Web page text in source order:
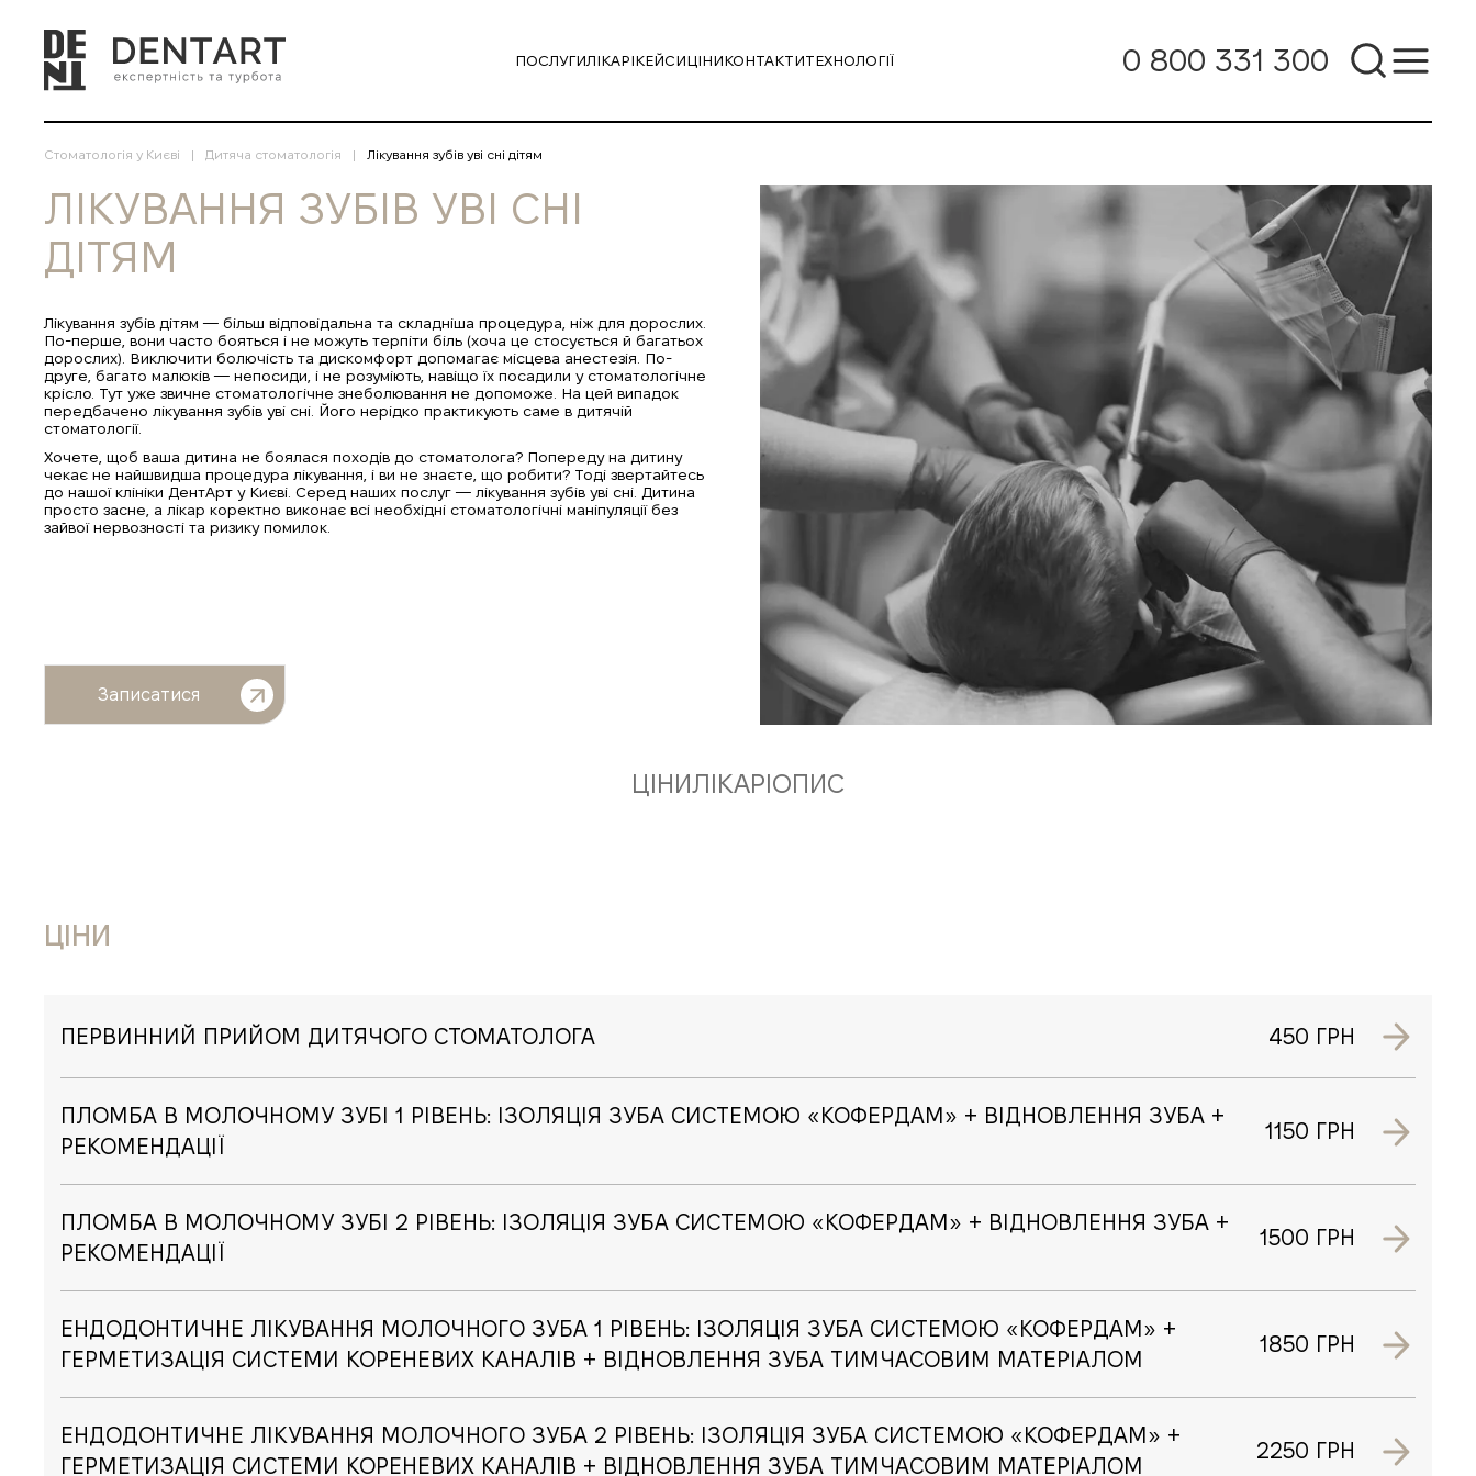
ПОСЛУГИЛІКАРІКЕЙСИЦІНИКОНТАКТИТЕХНОЛОГІЇ 0 800 331 300
Стоматологія у Києві Дитяча стоматологія Лікування зубів уві сні дітям
ЛІКУВАННЯ ЗУБІВ УВІ СНІ
ДІТЯМ
Лікування зубів дітям — більш відповідальна та складніша процедура, ніж для дорослих.
По-перше, вони часто бояться і не можуть терпіти біль (хоча це стосується й багатьох
дорослих). Виключити болючість та дискомфорт допомагає місцева анестезія. По-
друге, багато малюків — непосиди, і не розуміють, навіщо їх посадили у стоматологічне
крісло. Тут уже звичне стоматологічне знеболювання не допоможе. На цей випадок
передбачено лікування зубів уві сні. Його нерідко практикують саме в дитячій
стоматології.
Хочете, щоб ваша дитина не боялася походів до стоматолога? Попереду на дитину
чекає не найшвидша процедура лікування, і ви не знаєте, що робити? Тоді звертайтесь
до нашої клініки ДентАрт у Києві. Серед наших послуг — лікування зубів уві сні. Дитина
просто засне, а лікар коректно виконає всі необхідні стоматологічні маніпуляції без
зайвої нервозності та ризику помилок.
Записатися
ЦІНИЛІКАРІОПИС
ЦІНИ
ПЕРВИННИЙ ПРИЙОМ ДИТЯЧОГО СТОМАТОЛОГА 450 ГРН
ПЛОМБА В МОЛОЧНОМУ ЗУБІ 1 РІВЕНЬ: ІЗОЛЯЦІЯ ЗУБА СИСТЕМОЮ «КОФЕРДАМ» + ВІДНОВЛЕННЯ ЗУБА +
РЕКОМЕНДАЦІЇ
1150 ГРН
ПЛОМБА В МОЛОЧНОМУ ЗУБІ 2 РІВЕНЬ: ІЗОЛЯЦІЯ ЗУБА СИСТЕМОЮ «КОФЕРДАМ» + ВІДНОВЛЕННЯ ЗУБА +
РЕКОМЕНДАЦІЇ
1500 ГРН
ЕНДОДОНТИЧНЕ ЛІКУВАННЯ МОЛОЧНОГО ЗУБА 1 РІВЕНЬ: ІЗОЛЯЦІЯ ЗУБА СИСТЕМОЮ «КОФЕРДАМ» +
ГЕРМЕТИЗАЦІЯ СИСТЕМИ КОРЕНЕВИХ КАНАЛІВ + ВІДНОВЛЕННЯ ЗУБА ТИМЧАСОВИМ МАТЕРІАЛОМ
1850 ГРН
ЕНДОДОНТИЧНЕ ЛІКУВАННЯ МОЛОЧНОГО ЗУБА 2 РІВЕНЬ: ІЗОЛЯЦІЯ ЗУБА СИСТЕМОЮ «КОФЕРДАМ» +
ГЕРМЕТИЗАЦІЯ СИСТЕМИ КОРЕНЕВИХ КАНАЛІВ + ВІДНОВЛЕННЯ ЗУБА ТИМЧАСОВИМ МАТЕРІАЛОМ
2250 ГРН